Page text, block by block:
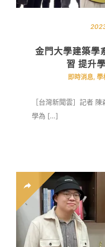
金門大學建築學
習 提升
即時消息, 學
［台灣新聞雲］記者
學為 […]